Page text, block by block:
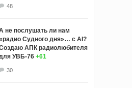
48
не послушать ли нам
Судного дня»… с AI?
АПК радиолюбителя
УВБ-76 +61
30